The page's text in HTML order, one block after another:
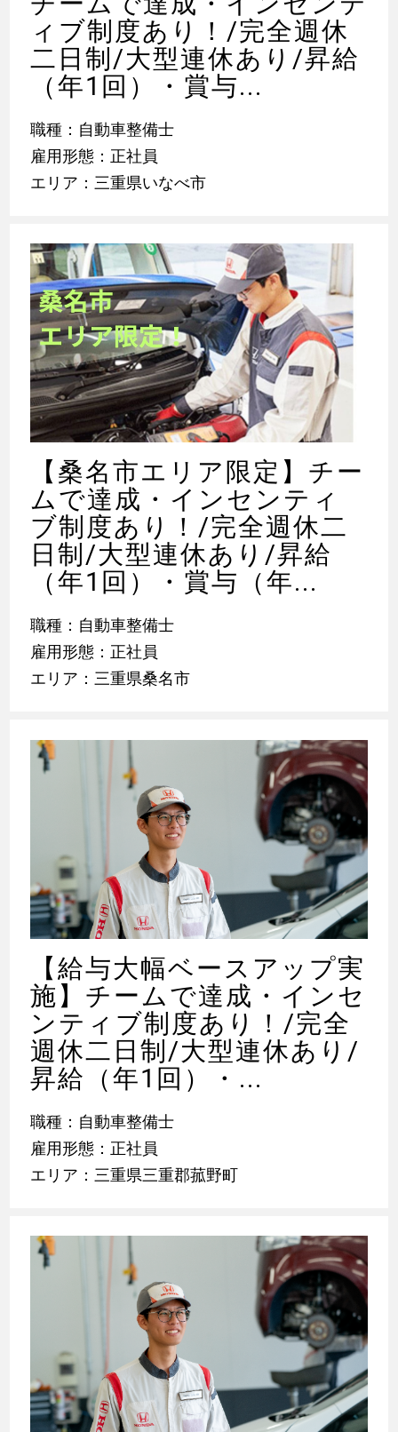
ィブ制度あり！/完全週休
二日制/大型連休あり/昇給
（年1回）・賞与...
職種：自動車整備士
雇用形態：正社員
エリア：三重県いなべ市
【桑名市エリア限定】チー
ムで達成・インセンティ
ブ制度あり！/完全週休二
日制/大型連休あり/昇給
（年1回）・賞与（年...
職種：自動車整備士
雇用形態：正社員
エリア：三重県桑名市
【給与大幅ベースアップ実
施】チームで達成・インセ
ンティブ制度あり！/完全
週休二日制/大型連休あり/
昇給（年1回）・...
職種：自動車整備士
雇用形態：正社員
エリア：三重県三重郡菰野町